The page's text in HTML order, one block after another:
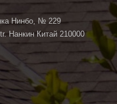
Нинбо, № 229
Нанкин Китай 210000